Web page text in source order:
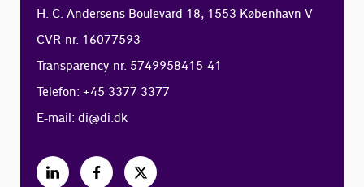
H. C. Andersens Boulevard 18, 1553 København V
CVR-nr. 16077593
Transparency-nr. 5749958415-41
Telefon: +45 3377 3377
E-mail:di@di.dk